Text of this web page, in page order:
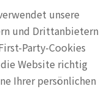
unsere
und Drittanbietern
Party-Cookies
Website richtig
Ihrer persönlichen